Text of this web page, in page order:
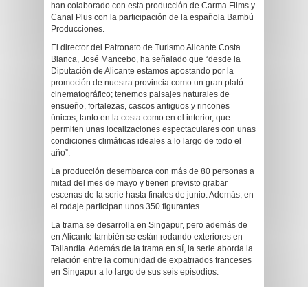
han colaborado con esta producción de Carma Films y
Canal Plus con la participación de la española Bambú
Producciones.
El director del Patronato de Turismo Alicante Costa
Blanca, José Mancebo, ha señalado que “desde la
Diputación de Alicante estamos apostando por la
promoción de nuestra provincia como un gran plató
cinematográfico; tenemos paisajes naturales de
ensueño, fortalezas, cascos antiguos y rincones
únicos, tanto en la costa como en el interior, que
permiten unas localizaciones espectaculares con unas
condiciones climáticas ideales a lo largo de todo el
año”.
La producción desembarca con más de 80 personas a
mitad del mes de mayo y tienen previsto grabar
escenas de la serie hasta finales de junio. Además, en
el rodaje participan unos 350 figurantes.
La trama se desarrolla en Singapur, pero además de
en Alicante también se están rodando exteriores en
Tailandia. Además de la trama en sí, la serie aborda la
relación entre la comunidad de expatriados franceses
en Singapur a lo largo de sus seis episodios.